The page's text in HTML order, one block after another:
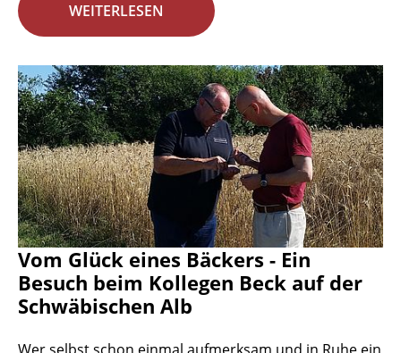
WEITERLESEN
Vom Glück eines Bäckers - Ein
Besuch beim Kollegen Beck auf der
Schwäbischen Alb